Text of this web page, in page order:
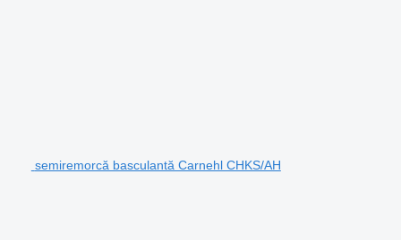
semiremorcă basculantă Carnehl CHKS/AH